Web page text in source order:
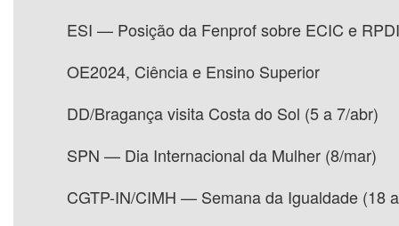
ESI — Posição da Fenprof sobre ECIC e
OE2024, Ciência e Ensino Superior
DD/Bragança visita Costa do Sol (5 a 7/abr)
SPN — Dia Internacional da Mulher (8/mar)
CGTP-IN/CIMH — Semana da Igualdade (18